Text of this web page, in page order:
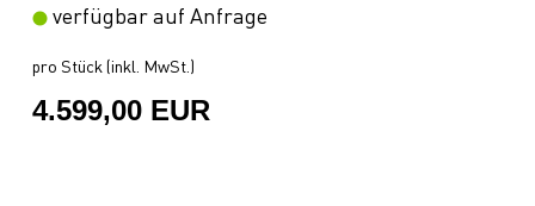
verfügbar auf Anfrage
pro Stück (inkl. MwSt.)
4.599,00 EUR